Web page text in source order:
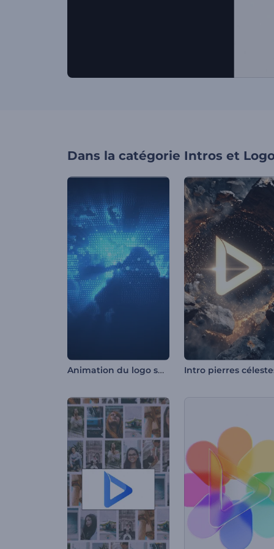
Dans la catégorie Intros et
Animation du logo sur le globe numérique Intro pierres